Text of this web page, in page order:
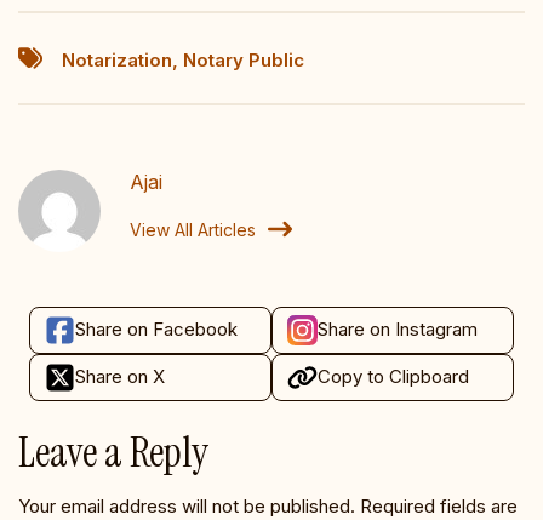
Notarization, Notary Public
Ajai
View All Articles
Share on Facebook Share on Instagram
Share on X Copy to Clipboard
Leave a Reply
Your email address will not be published. Required fields are